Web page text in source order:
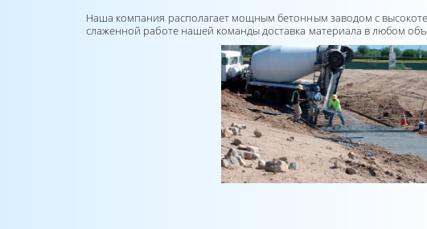
Наша компания располагает мощным бетонным заводом с
слаженной работе нашей команды доставка материала в любом